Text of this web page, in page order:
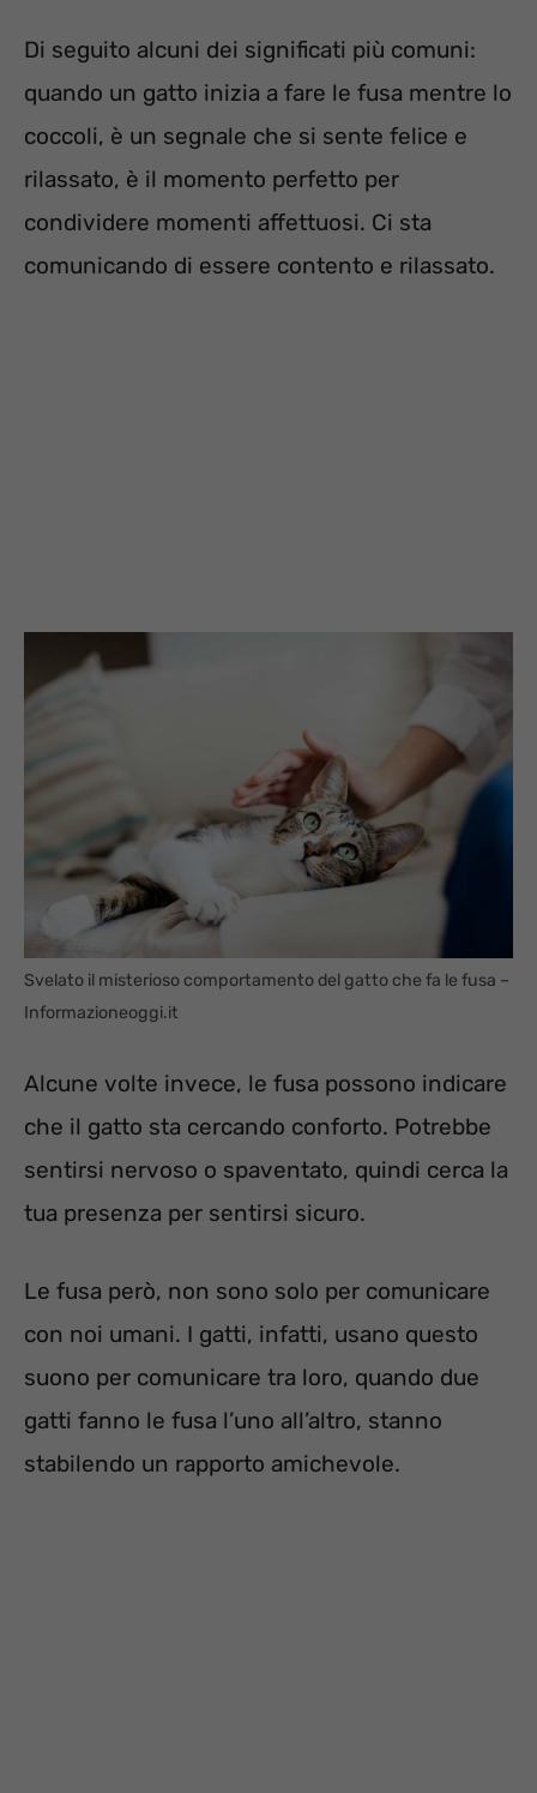
Di seguito alcuni dei significati più comuni:
quando un gatto inizia a fare le fusa mentre lo
coccoli, è un segnale che si sente felice e
rilassato, è il momento perfetto per
condividere momenti affettuosi. Ci sta
comunicando di essere contento e rilassato.
Svelato il misterioso comportamento del gatto che fa le fusa –
Informazioneoggi.it
Alcune volte invece, le fusa possono indicare
che il gatto sta cercando conforto. Potrebbe
sentirsi nervoso o spaventato, quindi cerca la
tua presenza per sentirsi sicuro.
Le fusa però, non sono solo per comunicare
con noi umani. I gatti, infatti, usano questo
suono per comunicare tra loro, quando due
gatti fanno le fusa l’uno all’altro, stanno
stabilendo un rapporto amichevole.